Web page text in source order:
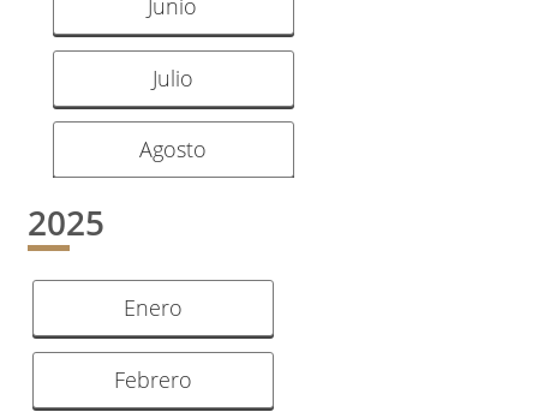
Junio
Julio
Agosto
2025
Enero
Febrero